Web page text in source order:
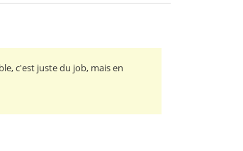
c'est juste du job, mais en